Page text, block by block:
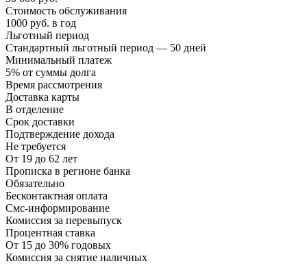
Стоимость обслуживания
1000 руб. в год
Льготный период
Стандартный льготный период — 50 дней
Минимальный платеж
5% от суммы долга
Время рассмотрения
Доставка карты
В отделение
Срок доставки
Подтверждение дохода
Не требуется
От 19 до 62 лет
Прописка в регионе банка
Обязательно
Бесконтактная оплата
Смс-информирование
Комиссия за перевыпуск
Процентная ставка
От 15 до 30% годовых
Комиссия за снятие наличных